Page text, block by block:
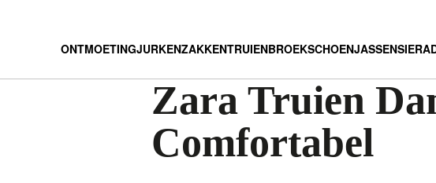
ONTMOETINGJURKENZAKKENTRUIENBROEKSCHOENJASSEN
Zara Truien
Comfortabel